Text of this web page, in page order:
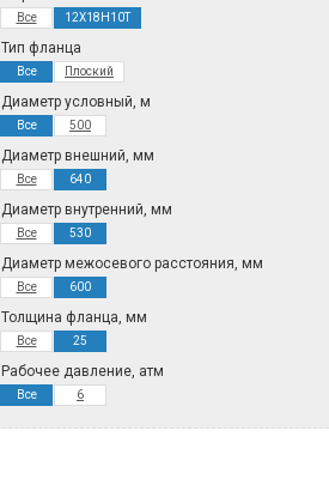
Все 12Х18Н10Т
Тип фланца
Все Плоский
Диаметр условный, м
Все 500
Диаметр внешний, мм
Все 640
Диаметр внутренний, мм
Все 530
Диаметр межосевого расстояния, мм
Все 600
Толщина фланца, мм
Все 25
Рабочее давление, атм
Все 6